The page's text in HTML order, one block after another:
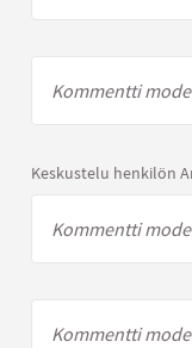
Kommentti
Keskustelu henkilön
Kommentti
Kommentti